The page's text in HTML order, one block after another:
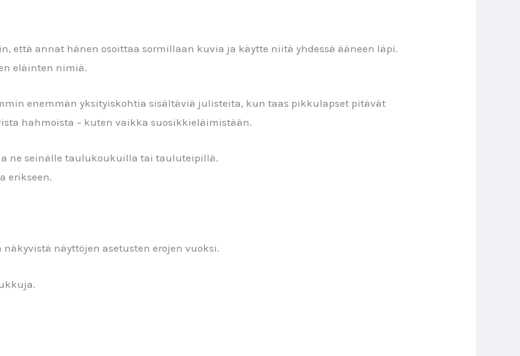
että annat hänen osoittaa sormillaan kuvia ja käytte niitä yhdessä ääneen läpi.
eläinten nimiä.
enemmän yksityiskohtia sisältäviä julisteita, kun taas pikkulapset pitävät
hahmoista – kuten vaikka suosikkieläimistään.
ne seinälle taulukoukuilla tai tauluteipillä.
erikseen.
näyttöjen asetusten erojen vuoksi.